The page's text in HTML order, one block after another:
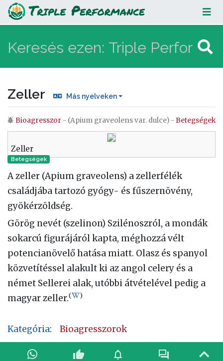
Zeller
Zeller Más nyelveken
Ugrás:navigáció,keresés
Bioagresszor - (Apium graveolens var. dulce) - Betegségek
Zeller
Betegségek
A zeller (Apium graveolens) a zellerfélék
családjába tartozó gyógy- és fűszernövény,
gyökérzöldség.
Görög nevét (szelinon) Szilénoszról, a mondák
sokarcú figurájáról kapta, méghozzá vélt
potencianövelő hatása miatt. Olasz és spanyol
közvetítéssel alakult ki az angol celery és a
német Sellerei alak, utóbbi átvételével pedig a
magyar zeller.( )
Kategória: Bioagresszorok
thumb_up notifications forum